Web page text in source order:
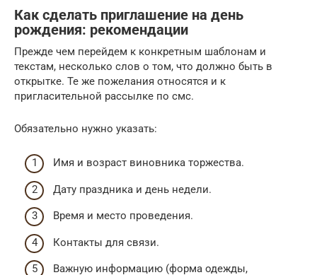
Как сделать приглашение на день
рождения: рекомендации
Прежде чем перейдем к конкретным шаблонам и
текстам, несколько слов о том, что должно быть в
открытке. Те же пожелания относятся и к
пригласительной рассылке по смс.
Обязательно нужно указать:
Имя и возраст виновника торжества.
Дату праздника и день недели.
Время и место проведения.
Контакты для связи.
Важную информацию (форма одежды,